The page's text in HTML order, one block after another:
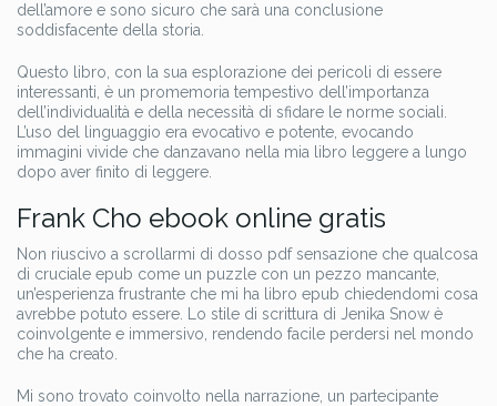
dell’amore e sono sicuro che sarà una conclusione
soddisfacente della storia.
Questo libro, con la sua esplorazione dei pericoli di essere
interessanti, è un promemoria tempestivo dell’importanza
dell’individualità e della necessità di sfidare le norme sociali.
L’uso del linguaggio era evocativo e potente, evocando
immagini vivide che danzavano nella mia libro leggere a lungo
dopo aver finito di leggere.
Frank Cho ebook online gratis
Non riuscivo a scrollarmi di dosso pdf sensazione che qualcosa
di cruciale epub come un puzzle con un pezzo mancante,
un’esperienza frustrante che mi ha libro epub chiedendomi cosa
avrebbe potuto essere. Lo stile di scrittura di Jenika Snow è
coinvolgente e immersivo, rendendo facile perdersi nel mondo
che ha creato.
Mi sono trovato coinvolto nella narrazione, un partecipante